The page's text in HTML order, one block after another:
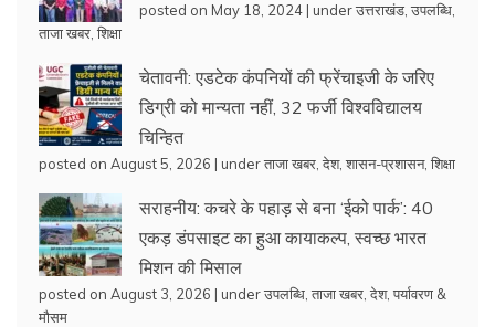
posted on May 18, 2024 | underउत्तराखंड उपलब्धि
ताजा खबर शिक्षा
चेतावनी: एडटेक कंपनियों की फ्रेंचाइजी के जरिए
डिग्री को मान्यता नहीं, 32 फर्जी विश्वविद्यालय
चिन्हित
posted on August 5, 2026 | underताजा खबर देश, शासन-प्रशासन, शिक्षा
सराहनीय: कचरे के पहाड़ से बना ‘ईको पार्क’: 40
एकड़ डंपसाइट का हुआ कायाकल्प, स्वच्छ भारत
मिशन की मिसाल
posted on August 3, 2026 | underउपलब्धि ताजा खबर देश, पर्यावरण &
मौसम